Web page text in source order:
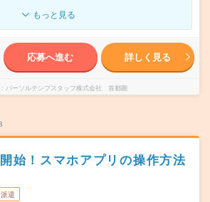
もっと見る
応募へ進む 詳しく見る
パーソルテンプスタッフ株式会社 首都圏
始！スマホアプリの操作方法
派遣